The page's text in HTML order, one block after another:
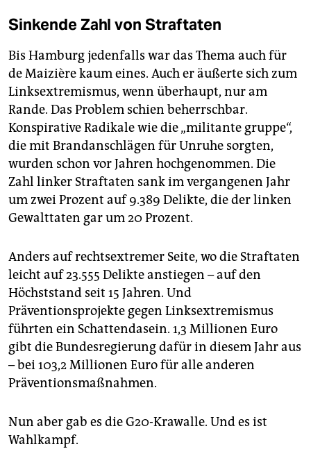
Sinkende Zahl von Straftaten
Bis Hamburg jedenfalls war das Thema auch für
de Maizière kaum eines. Auch er äußerte sich zum
Linksextremismus, wenn überhaupt, nur am
Rande. Das Problem schien beherrschbar.
Konspirative Radikale wie die „militante gruppe“,
die mit Brandanschlägen für Unruhe sorgten,
wurden schon vor Jahren hochgenommen. Die
Zahl linker Straftaten sank im vergangenen Jahr
um zwei Prozent auf 9.389 Delikte, die der linken
Gewalttaten gar um 20 Prozent.
Anders auf rechtsextremer Seite, wo die Straftaten
leicht auf 23.555 Delikte anstiegen – auf den
Höchststand seit 15 Jahren. Und
Präventionsprojekte gegen Linksextremismus
führten ein Schattendasein. 1,3 Millionen Euro
gibt die Bundesregierung dafür in diesem Jahr aus
– bei 103,2 Millionen Euro für alle anderen
Präventionsmaßnahmen.
Nun aber gab es die G20-Krawalle. Und es ist
Wahlkampf.